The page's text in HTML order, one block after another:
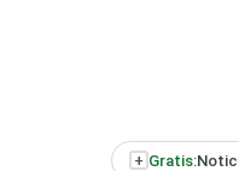
+ Gratis: